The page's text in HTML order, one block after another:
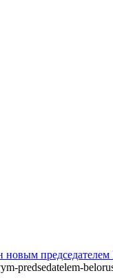
председателем
predsedatelem-